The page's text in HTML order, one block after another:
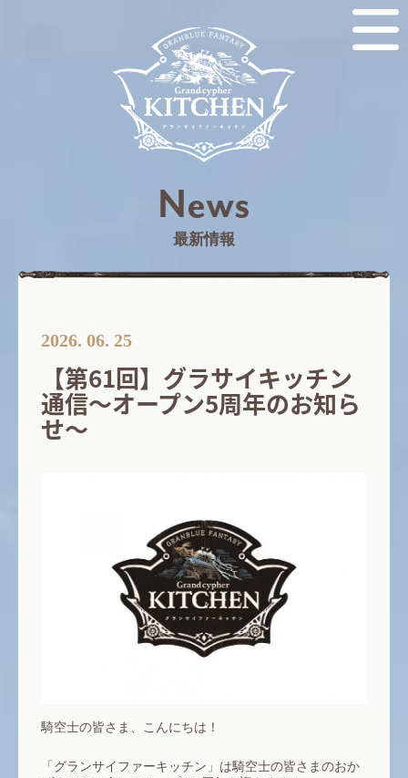
News
最新情報
2026. 06. 25
【第61回】グラサイキッチン
通信～オープン5周年のお知ら
せ～
騎空士の皆さま、こんにちは！
「グランサイファーキッチン」は騎空士の皆さまのおか